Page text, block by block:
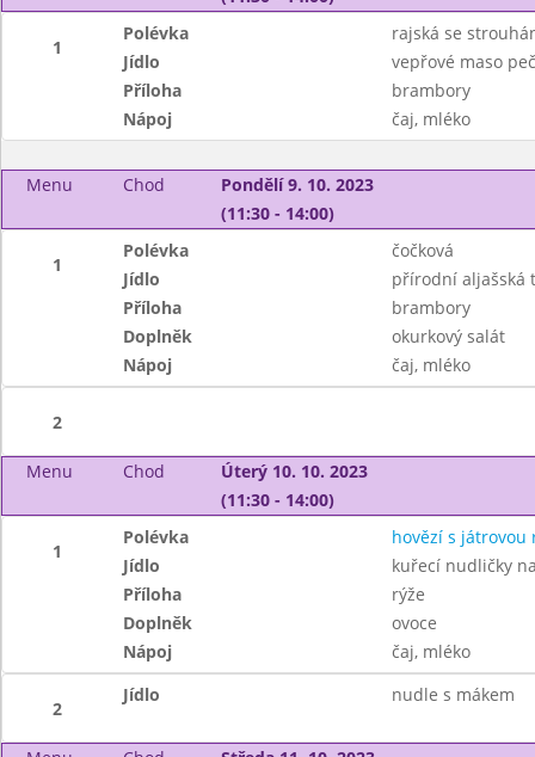
1
Polévka
rajská se
Jídlo
vepřové maso
Příloha
brambory
Nápoj
čaj, mléko
Menu Chod
Pondělí 9. 10. 2023
(11:30 - 14:00)
1
Polévka
čočková
Jídlo
přírodní aljašská
Příloha
brambory
Doplněk
okurkový salát
Nápoj
čaj, mléko
2
Menu Chod
Úterý 10. 10. 2023
(11:30 - 14:00)
1
Polévka
hovězí s játrovou
Jídlo
kuřecí nudličky
Příloha
rýže
Doplněk
ovoce
Nápoj
čaj, mléko
2
Jídlo nudle s mákem